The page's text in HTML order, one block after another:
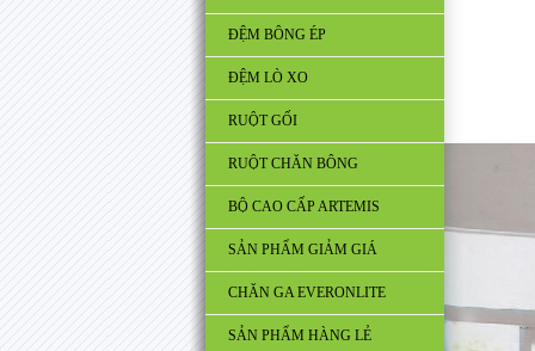
ĐỆM BÔNG ÉP
ĐỆM LÒ XO
RUỘT GỐI
RUỘT CHĂN BÔNG
BỘ CAO CẤP ARTEMIS
SẢN PHẨM GIẢM GIÁ
CHĂN GA EVERONLITE
SẢN PHẨM HÀNG LẺ